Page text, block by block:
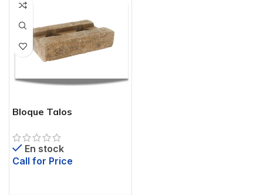
Bloque Talos
En stock
Call for Price